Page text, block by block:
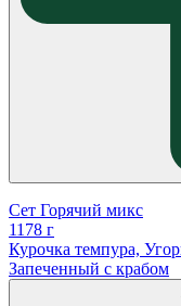
Сет Горячий микс
1178 г
Курочка темпура,
Запеченный с крабом